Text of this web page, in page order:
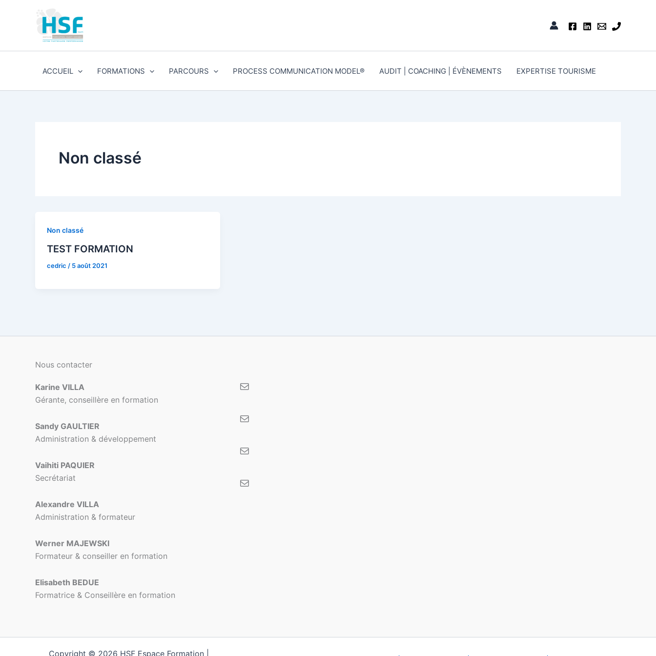
ACCUEIL FORMATIONS PARCOURS PROCESS COMMUNICATION MODEL® AUDIT | COACHING | ÉVÈNEMENTS EXPERTISE TOURISME
Non classé
Non classé
TEST FORMATION
cedric / 5 août 2021
Nous contacter
Karine VILLA
Gérante, conseillère en formation
Sandy GAULTIER
Administration & développement
Vaihiti PAQUIER
Secrétariat
Alexandre VILLA
Administration & formateur
Werner MAJEWSKI
Formateur & conseiller en formation
Elisabeth BEDUE
Formatrice & Conseillère en formation
Copyright © 2026 HSF Espace Formation |